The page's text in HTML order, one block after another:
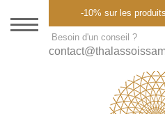
DESTINATION
THALASSO SPA
CURES ET FORFAITS
-10% sur les
Besoin d'un conseil ?